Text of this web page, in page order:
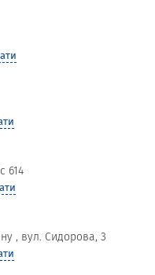
614
, вул. Сидорова, 3